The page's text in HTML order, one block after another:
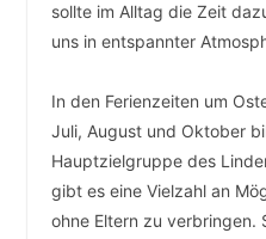
sollte im Alltag die Zeit
uns in entspannter
­In den Ferienzeiten um
Juli, August und Oktober
Hauptzielgruppe des
gibt es eine Vielzahl an
ohne Eltern zu verbringen.